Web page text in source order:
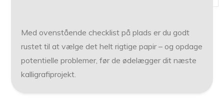
Med ovenstående checklist på plads er du godt
rustet til at vælge det helt rigtige papir – og opdage
potentielle problemer, før de ødelægger dit næste
kalligrafiprojekt.